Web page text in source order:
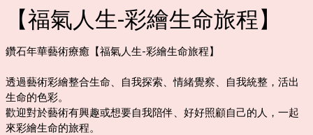
【福氣人生-彩繪生命旅程】
鑽石年華藝術療癒【福氣人生-彩繪生命旅程】
透過藝術彩繪整合生命、自我探索、情緒覺察、自我統整，活出
生命的色彩。
歡迎對於藝術有興趣或想要自我陪伴、好好照顧自己的人，一起
來彩繪生命的旅程。